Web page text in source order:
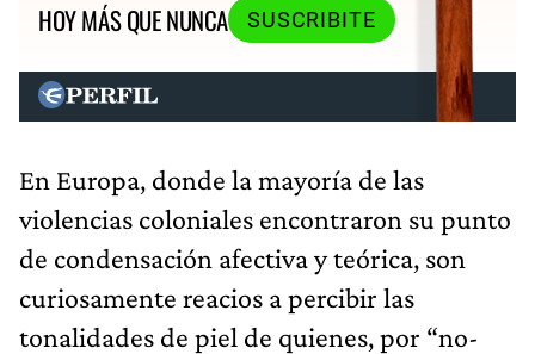
HOY MÁS QUE NUNCA
SUSCRIBITE
En Europa, donde la mayoría de las
violencias coloniales encontraron su punto
de condensación afectiva y teórica, son
curiosamente reacios a percibir las
tonalidades de piel de quienes, por “no-